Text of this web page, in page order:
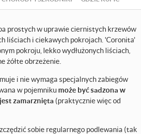
prostych w uprawie ciernistych krzewów
liściach i ciekawych pokrojach. 'Coronita'
pokroju, lekko wydłużonych liściach,
żółte obrzeżenie.
i nie wymaga specjalnych zabiegów
w pojemniku może być sadzona w
zamarznięta (praktycznie więc od
sobie regularnego podlewania (tak